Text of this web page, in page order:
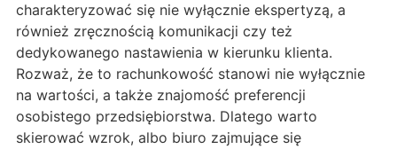
charakteryzować się nie wyłącznie ekspertyzą, a
również zręcznością komunikacji czy też
dedykowanego nastawienia w kierunku klienta.
Rozważ, że to rachunkowość stanowi nie wyłącznie
na wartości, a także znajomość preferencji
osobistego przedsiębiorstwa. Dlatego warto
skierować wzrok, albo biuro zajmujące się